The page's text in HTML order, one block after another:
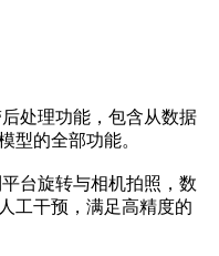
处理功能，包含从数据
型的全部功能。
台旋转与相机拍照，数
工干预，满足高精度的